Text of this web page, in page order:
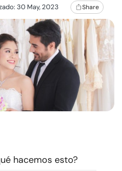
30 May, 2023 Share
hacemos esto?